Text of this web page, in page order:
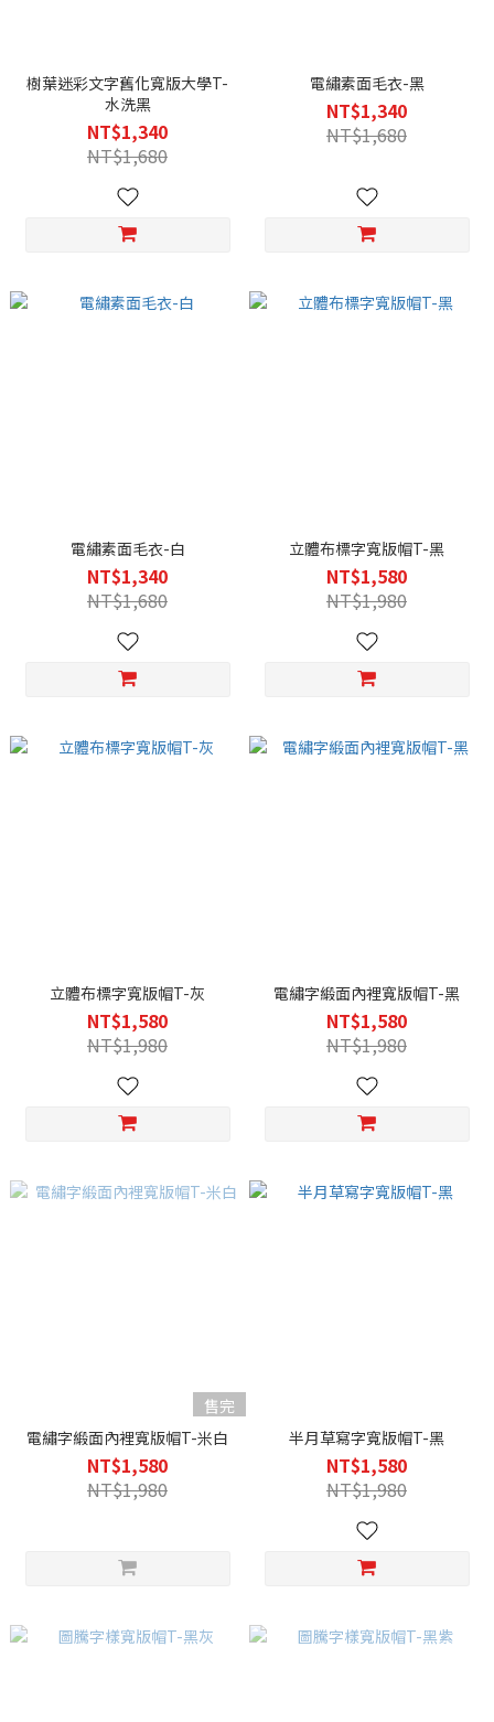
樹葉迷彩文字舊化寬版大學T-
水洗黑
NT$1,340
NT$1,680
電繡素面毛衣-黑
NT$1,340
NT$1,680
電繡素面毛衣-白
NT$1,340
NT$1,680
立體布標字寬版帽T-黑
NT$1,580
NT$1,980
立體布標字寬版帽T-灰
NT$1,580
NT$1,980
電繡字緞面內裡寬版帽T-黑
NT$1,580
NT$1,980
售完
電繡字緞面內裡寬版帽T-米白
NT$1,580
NT$1,980
半月草寫字寬版帽T-黑
NT$1,580
NT$1,980